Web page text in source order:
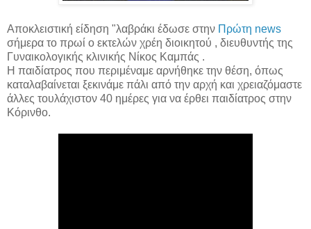
Αποκλειστική είδηση "λαβράκι έδωσε στην Πρώτη news
σήμερα το πρωί ο εκτελών χρέη διοικητού , διευθυντής της
Γυναικολογικής κλινικής Νίκος Καμπάς .
Η παιδίατρος που περιμέναμε αρνήθηκε την θέση, όπως
καταλαβαίνεται ξεκινάμε πάλι από την αρχή και χρειαζόμαστε
άλλες τουλάχιστον 40 ημέρες για να έρθει παιδίατρος στην
Κόρινθο.